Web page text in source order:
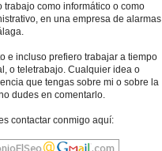
trabajo como informático o como
en una empresa de alarmas
e incluso prefiero trabajar a tiempo
o teletrabajo. Cualquier idea o
que tengas sobre mi o sobre la
dudes en comentarlo.
contactar conmigo aquí: